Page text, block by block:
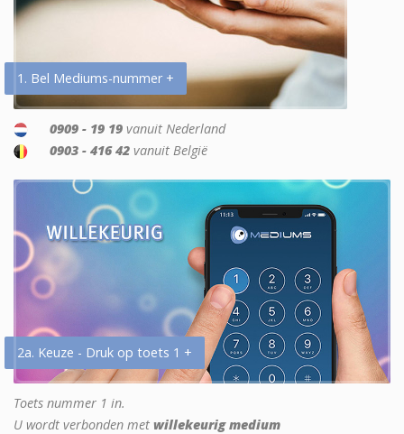
1. Bel Mediums-nummer +
0909 - 19 19 vanuit Nederland
0903 - 416 42 vanuit België
2a. Keuze - Druk op toets 1 +
Toets nummer 1 in.
U wordt verbonden met willekeurig medium